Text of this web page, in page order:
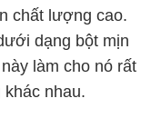
chất lượng cao.
dạng bột mịn
làm cho nó rất
nhau.